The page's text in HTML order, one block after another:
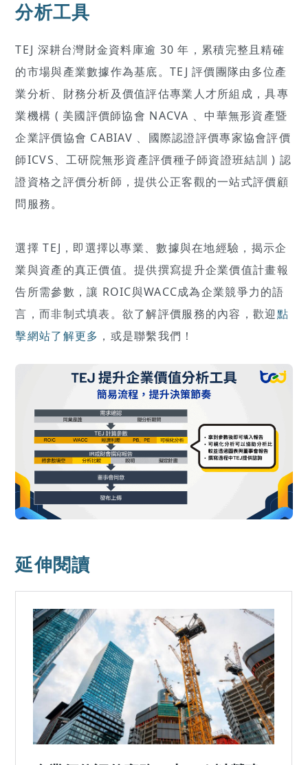
分析工具
TEJ 深耕台灣財金資料庫逾 30 年，累積完整且精確
的市場與產業數據作為基底。TEJ 評價團隊由多位產
業分析、財務分析及價值評估專業人才所組成，具專
業機構 ( 美國評價師協會 NACVA 、中華無形資產暨
企業評價協會 CABIAV 、國際認證評價專家協會評價
師ICVS、工研院無形資產評價種子師資證班結訓 ) 認
證資格之評價分析師，提供公正客觀的一站式評價顧
問服務。
選擇 TEJ，即選擇以專業、數據與在地經驗，揭示企
業與資產的真正價值。提供撰寫提升企業價值計畫報
告所需參數，讓 ROIC與WACC成為企業競爭力的語
言，而非制式填表。欲了解評價服務的內容，歡迎點
擊網站了解更多 ，或是聯繫我們！
延伸閱讀